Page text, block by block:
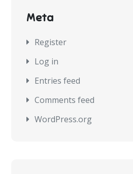
Meta
Register
Log in
Entries feed
Comments feed
WordPress.org